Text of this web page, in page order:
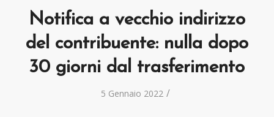
Notifica a vecchio indirizzo
del contribuente: nulla dopo
30 giorni dal trasferimento
5 Gennaio 2022 /